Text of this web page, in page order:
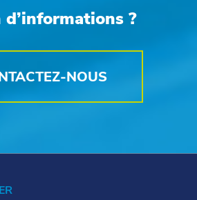
d’informations ?
NOUS